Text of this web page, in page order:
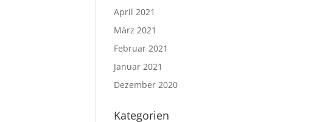
April 2021
März 2021
Februar 2021
Januar 2021
Dezember 2020
Kategorien